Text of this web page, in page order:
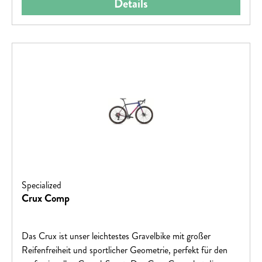
Details
Specialized
Crux Comp
Das Crux ist unser leichtestes Gravelbike mit großer
Reifenfreiheit und sportlicher Geometrie, perfekt für den